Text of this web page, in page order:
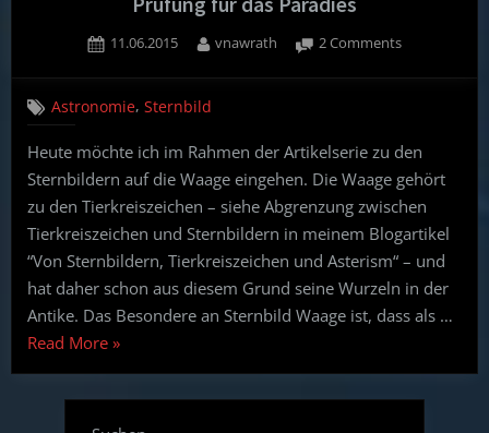
Posted
11.06.2015 By
vnawrath 2 Commentson
für
Gerechtigkeit
und
die
Prüfung
für
das
Paradies
Astronomie,Sternbild
Heute möchte ich im Rahmen der Artikelserie zu den
Sternbildern auf die Waage eingehen. Die Waage gehört
zu den Tierkreiszeichen – siehe Abgrenzung zwischen
Tierkreiszeichen und Sternbildern in meinem Blogartikel
“Von Sternbildern, Tierkreiszeichen und Asterism“ – und
hat daher schon aus diesem Grund seine Wurzeln in der
Antike. Das Besondere an Sternbild Waage ist, dass als …
Read More“Die
Waage
–
Sinnbild
»